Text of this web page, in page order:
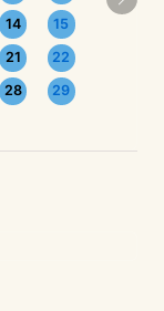
14 15
21 22
28 29